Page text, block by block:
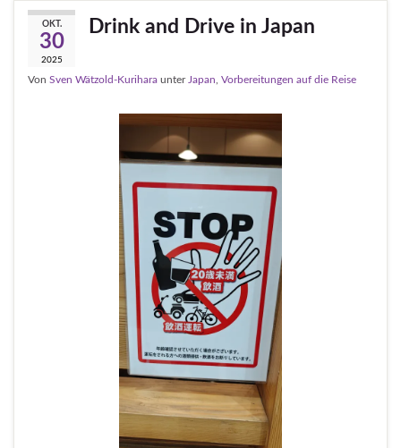
OKT.
30
2025
Drink and Drive in Japan
Von Sven Wätzold-Kurihara unter Japan Vorbereitungen auf die Reise